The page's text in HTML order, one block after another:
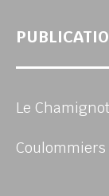
Le Chamignot